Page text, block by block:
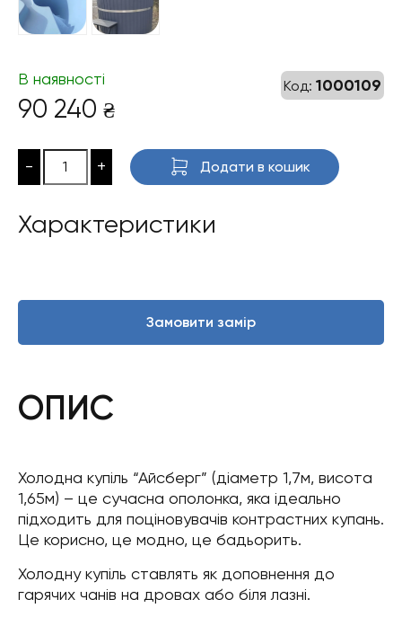
Код: 1000109
В наявності
90 240 ₴
- + Додати в кошик
Характеристики
Замовити замір
ОПИС
Холодна купіль “Айсберг” (діаметр 1,7м, висота
1,65м) – це сучасна ополонка, яка ідеально
підходить для поціновувачів контрастних купань.
Це корисно, це модно, це бадьорить.
Холодну купіль ставлять як доповнення до
гарячих чанів на дровах або біля лазні.